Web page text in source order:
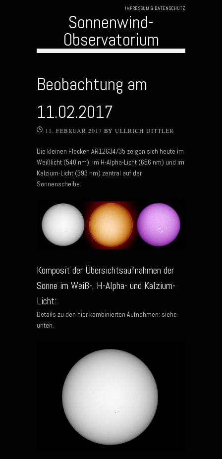
IMPRESSUM & DATENSCHUTZ
Sonnenwind-
Observatorium
Beobachtung am
11.02.2017
11. FEBRUAR 2017 BY ULLRICH DITTLER
Die kleinen Flecken AR12634/35 zeigen sich heute im
Weißlicht (540 nm), im H-Alpha-Licht (656 nm) und im
Kalzium-Licht (393 nm) zentral auf der
Sonnenscheibe.
Komposit der Übersichtsaufnahmen der
Sonne im Weiß-, H-Alpha- und Kalzium-
Licht:
Details zu den hier kombinierten Aufnahmen: siehe
unten.